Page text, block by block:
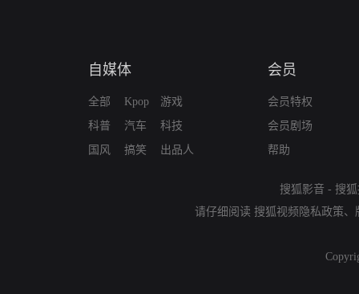
自媒体
全部
科普
国风
Kpop
汽车
搞笑
游戏
科技
出品人
会员
会员特权
会员剧场
帮助
搜狐影音 - 搜
请仔细阅读 搜狐视频隐私政策、